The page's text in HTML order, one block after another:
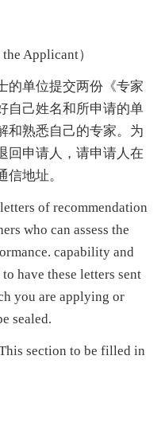
Applicant）
单位提交两份《专家
自己姓名和所申请的单
和熟悉自己的专家。为
回申请人，请申请人在
地址。
of recommendation
who can assess the
capability and
have these letters sent
you are applying or
sealed.
section to be filled in